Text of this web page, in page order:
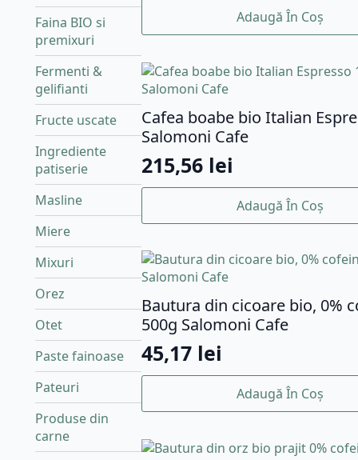
Faina BIO si
premixuri
Fermenti &
gelifianti
Fructe uscate
Ingrediente
patiserie
Masline
Miere
Mixuri
Orez
Otet
Paste fainoase
Pateuri
Produse din
carne
Adaugă În Coș
Cafea boabe bio Italian
Salomoni Cafe
215,56 lei
Adaugă În Coș
Bautura din cicoare bio, 0%
500g Salomoni Cafe
45,17 lei
Adaugă În Coș